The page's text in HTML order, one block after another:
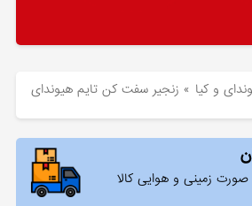
و کیا » زنجير سفت كن تایم هیوندای
صورت زمینی و هوایی کالا